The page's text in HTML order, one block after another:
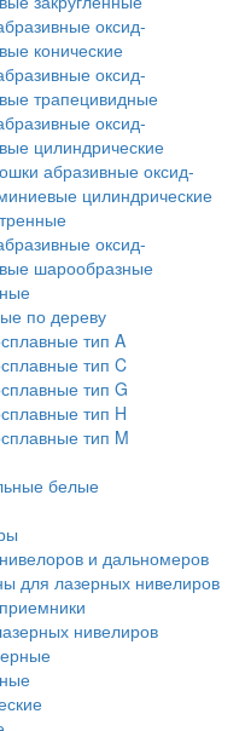
оксид-
конические
оксид-
трапецивидные
оксид-
цилиндрические
абразивные оксид-
цилиндрические
оксид-
шарообразные
по дереву
тип A
тип C
тип G
тип H
тип M
белые
и дальномеров
для лазерных нивелиров
нивелиров